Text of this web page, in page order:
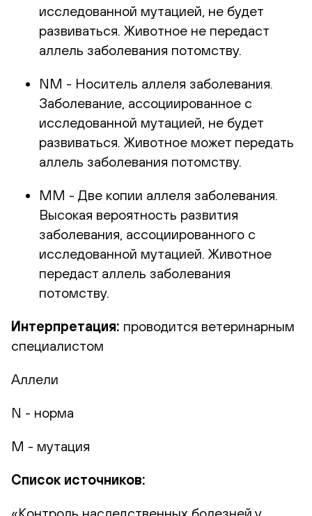
исследованной мутацией, не будет
развиваться. Животное не передаст
аллель заболевания потомству.
NM - Носитель аллеля заболевания.
Заболевание, ассоциированное с
исследованной мутацией, не будет
развиваться. Животное может передать
аллель заболевания потомству.
ММ - Две копии аллеля заболевания.
Высокая вероятность развития
заболевания, ассоциированного с
исследованной мутацией. Животное
передаст аллель заболевания
потомству.
Интерпретация: проводится ветеринарным
специалистом
Аллели
N - норма
M - мутация
Список источников:
«Контроль наследственных болезней у